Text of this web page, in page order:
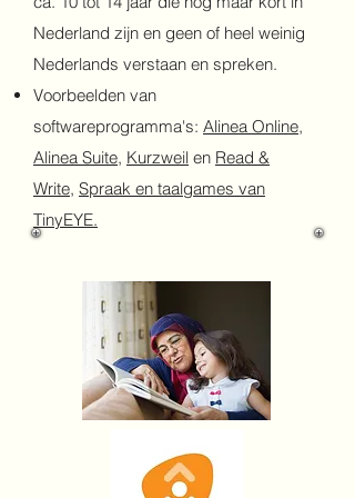
Nederland zijn en geen of heel weinig
Nederlands verstaan en spreken.
Voorbeelden van
softwareprogramma's: Alinea Online,
Alinea Suite, Kurzweil en Read &
Write, Spraak en taalgames van
TinyEYE.